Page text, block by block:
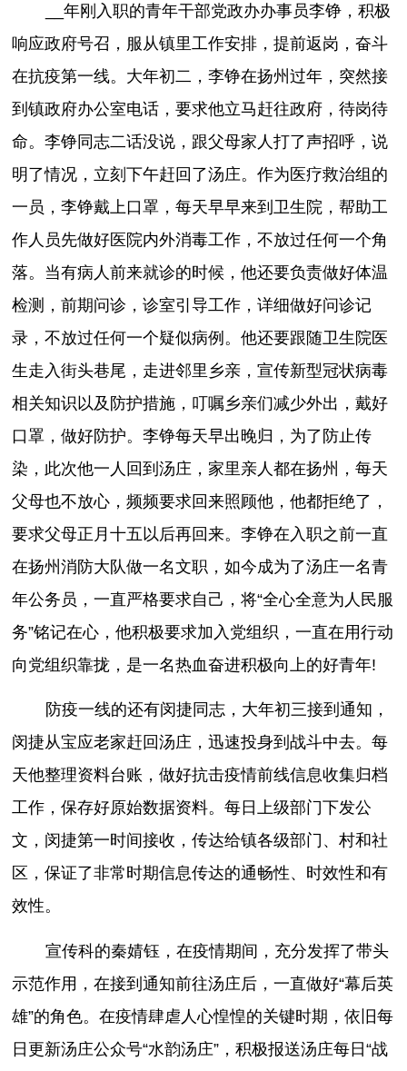
__年刚入职的青年干部党政办办事员李铮，积极
响应政府号召，服从镇里工作安排，提前返岗，奋斗
在抗疫第一线。大年初二，李铮在扬州过年，突然接
到镇政府办公室电话，要求他立马赶往政府，待岗待
命。李铮同志二话没说，跟父母家人打了声招呼，说
明了情况，立刻下午赶回了汤庄。作为医疗救治组的
一员，李铮戴上口罩，每天早早来到卫生院，帮助工
作人员先做好医院内外消毒工作，不放过任何一个角
落。当有病人前来就诊的时候，他还要负责做好体温
检测，前期问诊，诊室引导工作，详细做好问诊记
录，不放过任何一个疑似病例。他还要跟随卫生院医
生走入街头巷尾，走进邻里乡亲，宣传新型冠状病毒
相关知识以及防护措施，叮嘱乡亲们减少外出，戴好
口罩，做好防护。李铮每天早出晚归，为了防止传
染，此次他一人回到汤庄，家里亲人都在扬州，每天
父母也不放心，频频要求回来照顾他，他都拒绝了，
要求父母正月十五以后再回来。李铮在入职之前一直
在扬州消防大队做一名文职，如今成为了汤庄一名青
年公务员，一直严格要求自己，将“全心全意为人民服
务”铭记在心，他积极要求加入党组织，一直在用行动
向党组织靠拢，是一名热血奋进积极向上的好青年!
防疫一线的还有闵捷同志，大年初三接到通知，
闵捷从宝应老家赶回汤庄，迅速投身到战斗中去。每
天他整理资料台账，做好抗击疫情前线信息收集归档
工作，保存好原始数据资料。每日上级部门下发公
文，闵捷第一时间接收，传达给镇各级部门、村和社
区，保证了非常时期信息传达的通畅性、时效性和有
效性。
宣传科的秦婧钰，在疫情期间，充分发挥了带头
示范作用，在接到通知前往汤庄后，一直做好“幕后英
雄”的角色。在疫情肆虐人心惶惶的关键时期，依旧每
日更新汤庄公众号“水韵汤庄”，积极报送汤庄每日“战